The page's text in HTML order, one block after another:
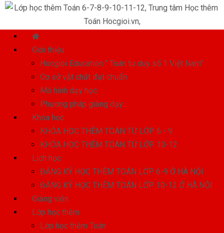
Giới thiệu
Hocgioi Education " Toán tư duy số 1 Việt Nam"
Cơ sở vật chất đạt chuẩn
Mô hình dạy học
Phương pháp giảng dạy
Khóa học
KHÓA HỌC THÊM TOÁN TỪ LỚP 6 - 9
KHÓA HỌC THÊM TOÁN TỪ LỚP 10-12
Lịch học
ĐĂNG KÝ HỌC THÊM TOÁN LỚP 6-9 Ở HÀ NỘI
ĐĂNG KÝ HỌC THÊM TOÁN LỚP 10-12 Ở HÀ NỘI
Giảng viên
Lớp học thêm
Lớp học thêm Toán